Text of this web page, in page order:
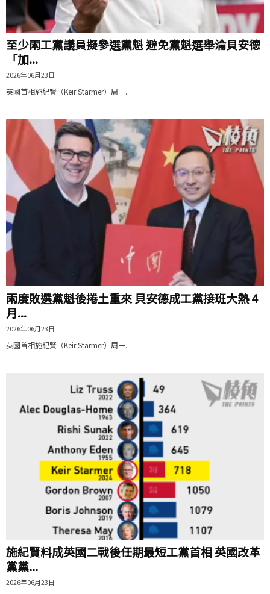
至少兩工黨議員擬參選黨魁 避免黨魁選舉淪貝安德
「加...
2026年06月23日
英國首相施紀賢（Keir Starmer）周一...
兩度敗選黨魁後捲土重來 貝安德成工黨接班大熱 4
月...
2026年06月23日
英國首相施紀賢（Keir Starmer）周一...
施紀賢料成英國二戰後任期最短工黨首相 英國改革
黨黨...
2026年06月23日